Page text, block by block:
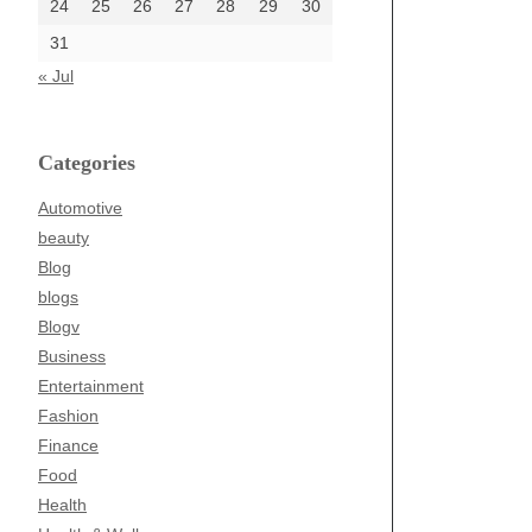
24
25 26 27 28 29
30
31
« Jul
Categories
Automotive
beauty
Blog
blogs
Blogv
Business
Entertainment
Fashion
Finance
Food
Health